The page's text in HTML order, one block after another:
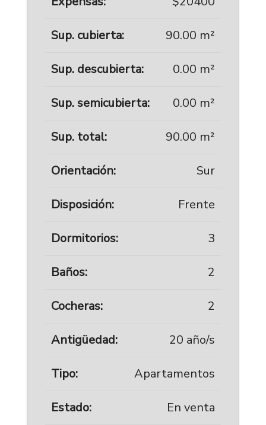
Sup. cubierta: 90.00 m²
Sup. descubierta: 0.00 m²
Sup. semicubierta: 0.00 m²
Sup. total: 90.00 m²
Orientación: Sur
Disposición: Frente
Dormitorios: 3
Baños: 2
Cocheras: 2
Antigüedad: 20 año/s
Tipo: Apartamentos
Estado: En venta